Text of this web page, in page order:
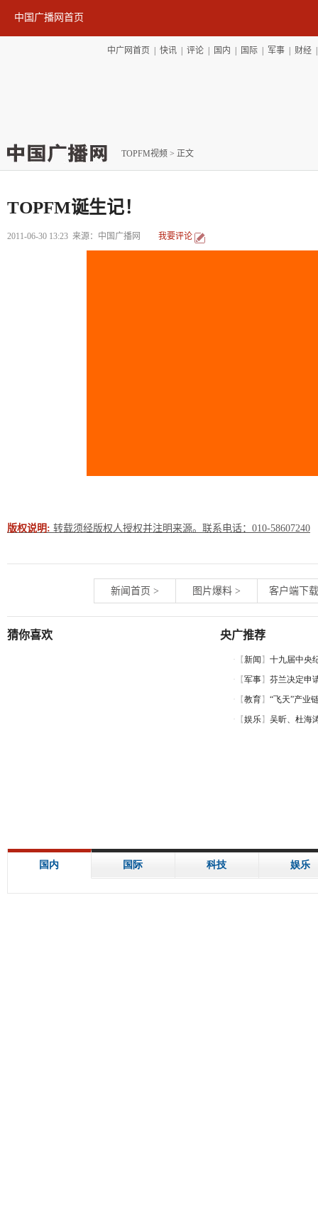
中国广播网首页
中广网首页 |快讯 |评论 国内 国际 军事 财经
TOPFM视频 > 正文
TOPFM诞生记！
2011-06-30 13:23 来源：中国广播网 我要评论
版权说明: 转载须经版权人授权并注明来源。联系电话：010-58607240
新闻首页 > 图片爆料 > 客户端下载
猜你喜欢 央广推荐